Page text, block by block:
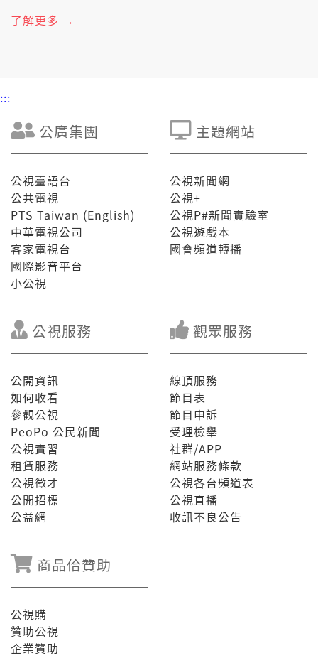
捌創造輝煌「烏金歲月」的幕後功臣，是冒著性命危險
入坑的礦工。一陣老礦工用家己的退休金，做伙共瑞三
紡織品佮大量白銀，佇遮轉口交易。台灣成做VOC亞洲
貿易佮航運的轉運站。 嘛予大員成做台灣上早有都市規
劃的城鎮。時代變遷，主權轉變，熱蘭遮城經歷荷治、
累積的歷史過往。 &nbsp; 10/15 暗時 7:30 綴台灣記
事簿行入猴硐炭礦，入空挖塗炭。才閣來看台灣第一个
大員市鎮。
了解更多 →
:::
公廣集團
公視臺語台
公共電視
PTS Taiwan (English)
中華電視公司
客家電視台
國際影音平台
小公視
主題網站
公視新聞網
公視+
公視P#新聞實驗室
公視遊戲本
國會頻道轉播
公視服務
公開資訊
如何收看
參觀公視
PeoPo 公民新聞
公視實習
租賃服務
公視徵才
公開招標
公益網
觀眾服務
線頂服務
節目表
節目申訴
受理檢舉
社群/APP
網站服務條款
公視各台頻道表
公視直播
收訊不良公告
商品佮贊助
公視購
贊助公視
企業贊助